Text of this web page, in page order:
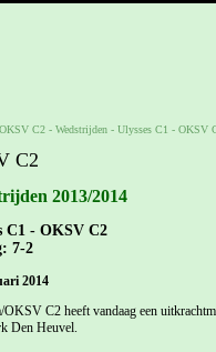
OKSV C2- Wedstrijden- Ulysses C1 - OKSV
C2
2013/2014
C1 - OKSV C2
7-2
2014
C2 heeft vandaag een
Den Heuvel.